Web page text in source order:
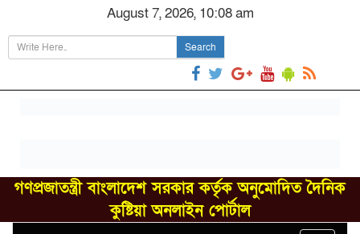
August 7, 2026, 10:08 am
Search
গণপ্রজাতন্ত্রী বাংলাদেশ সরকার কর্তৃক অনুমোদিত দৈনিক
কুষ্টিয়া অনলাইন পোর্টাল